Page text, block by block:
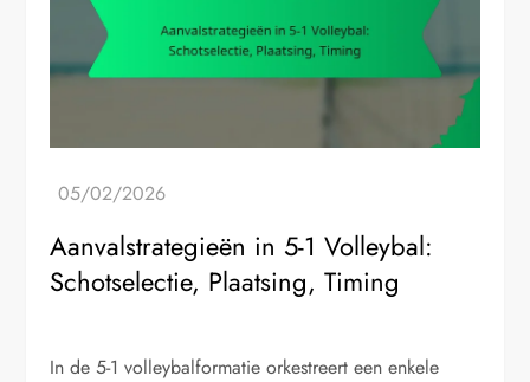
Aanvalstrategieën in 5-1 Volleybal:
Schotselectie, Plaatsing, Timing
In de 5-1 volleybalformatie orkestreert een enkele